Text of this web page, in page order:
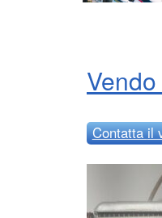
Contattail